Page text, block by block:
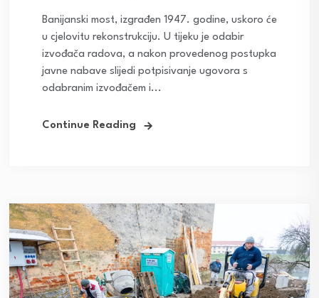
Banijanski most, izgrađen 1947. godine, uskoro će
u cjelovitu rekonstrukciju. U tijeku je odabir
izvođača radova, a nakon provedenog postupka
javne nabave slijedi potpisivanje ugovora s
odabranim izvođačem i...
Continue Reading